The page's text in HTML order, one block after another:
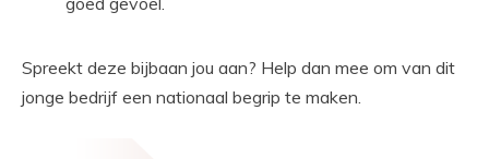
Spreekt deze bijbaan jou aan? Help dan mee om van dit
jonge bedrijf een nationaal begrip te maken.